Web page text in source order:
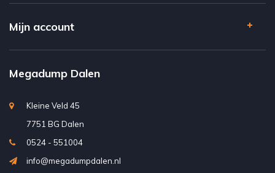
Mijn account
Megadump Dalen
Kleine Veld 45
7751 BG Dalen
0524 - 551004
info@megadumpdalen.nl